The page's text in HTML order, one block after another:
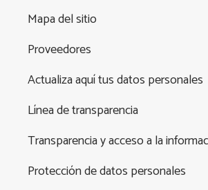
Mapa del sitio
Proveedores
Actualiza aquí tus datos personales
Línea de transparencia
Transparencia y acceso a la
Protección de datos personales